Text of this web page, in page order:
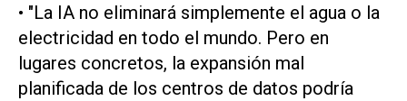
• "La IA no eliminará simplemente el agua o la
electricidad en todo ‌el mundo. Pero en
⁠lugares concretos, la expansión mal
planificada de los centros de datos podría